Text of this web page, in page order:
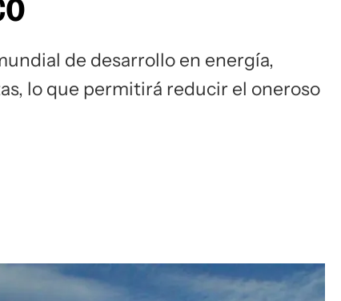
de desarrollo en energía,
lo que permitirá reducir el oneroso